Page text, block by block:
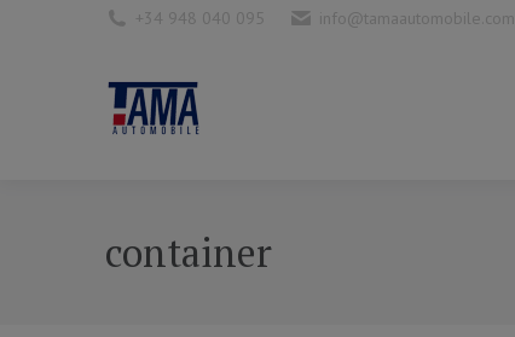
+34 948 040 095 info@tamaautomobile.com
container